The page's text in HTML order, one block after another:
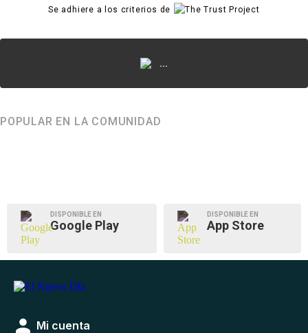
Se adhiere a los criterios de
...
POPULAR EN LA COMUNIDAD
DISPONIBLE EN
Google Play
DISPONIBLE EN
App Store
Mi cuenta